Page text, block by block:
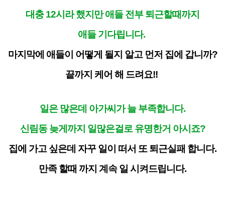
대충 12시라 했지만 애들 전부 퇴근할때까지
애들 기다립니다.
마지막에 애들이 어떻게 될지 알고 먼저 집에 갑니까?
끝까지 케어 해 드려요!!
일은 많은데 아가씨가 늘 부족합니다.
신림동 늦게까지 일많은걸로 유명한거 아시죠?
집에 가고 싶은데 자꾸 일이 떠서 또 퇴근실패 합니다.
만족 할때 까지 계속 일 시켜드립니다.